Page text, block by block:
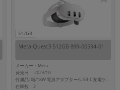
512GB
Meta Quest3 512GB 899-00594-01
メーカー：Meta
発売日： 2023/10
付属品: 箱/18W 電源アダプター/USB-C充電ケーブル/Meta Quest Touch Plusコントローラーx2/手首ストラップx2/接顔部/マニュアル
在庫数：2